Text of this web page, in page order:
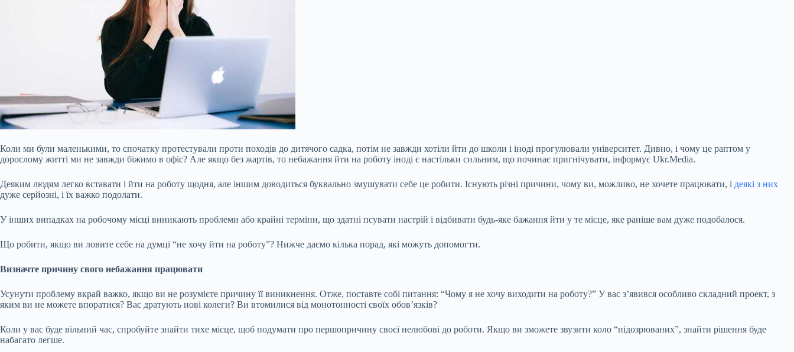
Коли ми були маленькими, то спочатку протестували проти походів до дитячого садка, потім не завжди хотіли йти до школи і іноді прогулювали університет. Дивно, і чому це раптом у
дорослому житті ми не завжди біжимо в офіс? Але якщо без жартів, то небажання йти на роботу іноді є настільки сильним, що починає пригнічувати, інформує Ukr.Media.
Деяким людям легко вставати і йти на роботу щодня, але іншим доводиться буквально змушувати себе це робити. Існують різні причини, чому ви, можливо, не хочете працювати, і деякі з них
дуже серйозні, і їх важко подолати.
У інших випадках на робочому місці виникають проблеми або крайні терміни, що здатні псувати настрій і відбивати будь-яке бажання йти у те місце, яке раніше вам дуже подобалося.
Що робити, якщо ви ловите себе на думці “не хочу йти на роботу”? Нижче даємо кілька порад, які можуть допомогти.
Визначте причину свого небажання працювати
Усунути проблему вкрай важко, якщо ви не розумієте причину її виникнення. Отже, поставте собі питання: “Чому я не хочу виходити на роботу?” У вас з’явився особливо складний проект, з
яким ви не можете впоратися? Вас дратують нові колеги? Ви втомилися від монотонності своїх обов’язків?
Коли у вас буде вільний час, спробуйте знайти тихе місце, щоб подумати про першопричину своєї нелюбові до роботи. Якщо ви зможете звузити коло “підозрюваних”, знайти рішення буде
набагато легше.